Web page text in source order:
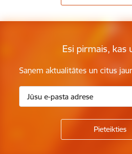
Esi pirmais, kas
Saņem aktualitātes un citus